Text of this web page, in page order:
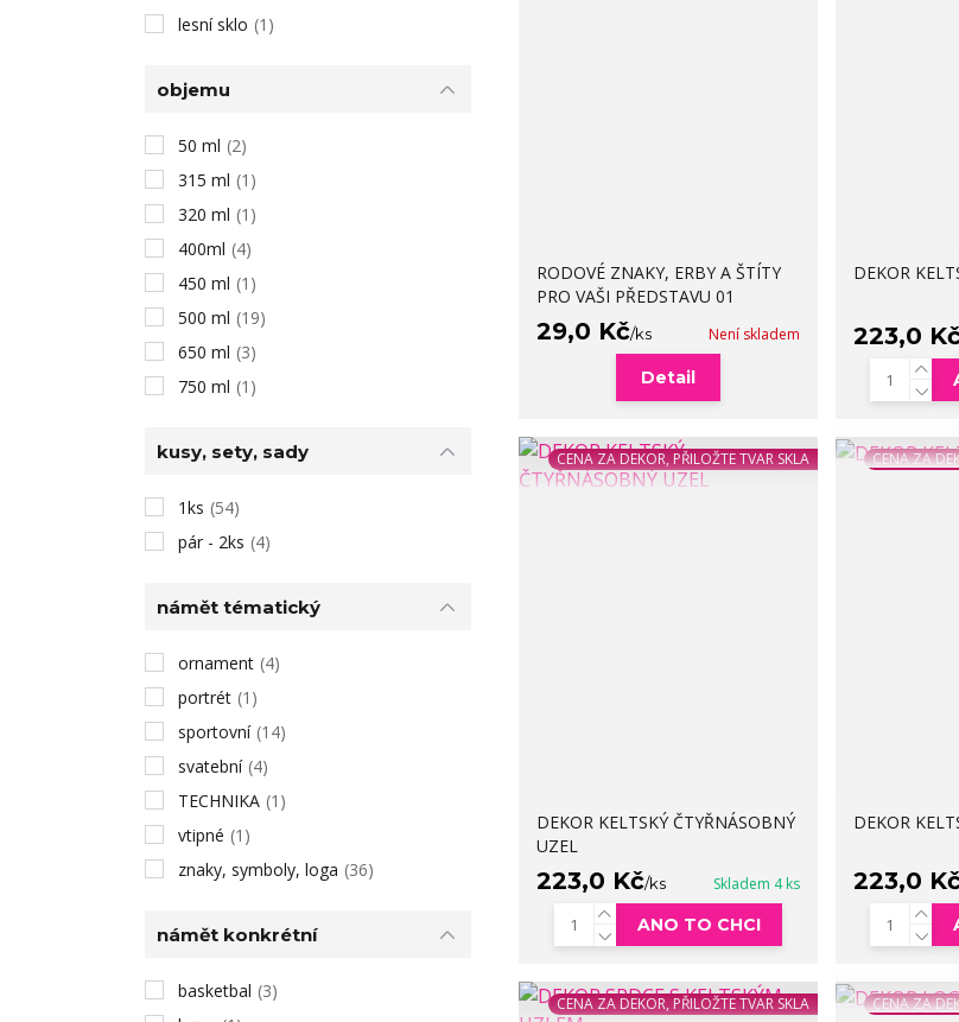
RODOVÉ ZNAKY, ERBY A ŠTÍTY
PRO VAŠI PŘEDSTAVU 01
29,0 Kč/ks Není skladem
Detail
DEKOR
223,0
CENA ZA DEKOR, PŘILOŽTE TVAR SKLA
DEKOR KELTSKÝ ČTYŘNÁSOBNÝ
UZEL
223,0 Kč/ks Skladem 4 ks
ANO TO CHCI
CENA ZA
DEKOR
223,0
CENA ZA DEKOR, PŘILOŽTE TVAR SKLA CENA ZA
lesní sklo (1)
objemu
50 ml (2)
315 ml (1)
320 ml (1)
400ml (4)
450 ml (1)
500 ml (19)
650 ml (3)
750 ml (1)
kusy, sety, sady
1ks (54)
pár - 2ks (4)
námět tématický
ornament (4)
portrét (1)
sportovní (14)
svatební (4)
TECHNIKA (1)
vtipné (1)
znaky, symboly, loga (36)
námět konkrétní
basketbal (3)